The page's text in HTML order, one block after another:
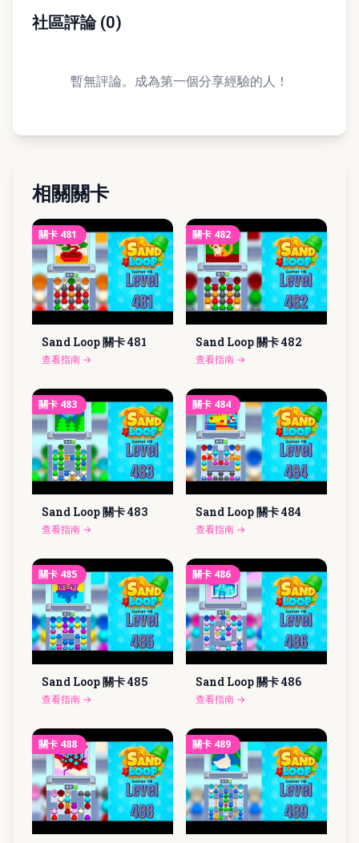
社區評論(0)
暫無評論。成為第一個分享經驗的人！
相關關卡
關卡 481
Sand Loop 關卡481
查看指南 →
關卡 482
Sand Loop 關卡482
查看指南 →
關卡 483
Sand Loop 關卡483
查看指南 →
關卡 484
Sand Loop 關卡484
查看指南 →
關卡 485
Sand Loop 關卡485
查看指南 →
關卡 486
Sand Loop 關卡486
查看指南 →
關卡 488 關卡 489